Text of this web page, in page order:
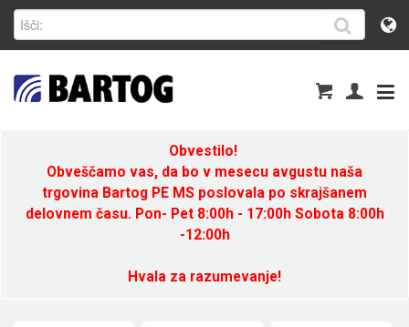
Obvestilo!
Obveščamo vas, da bo v mesecu avgustu naša
trgovina Bartog PE MS poslovala po skrajšanem
delovnem času. Pon- Pet 8:00h - 17:00h Sobota 8:00h
-12:00h
Hvala za razumevanje!